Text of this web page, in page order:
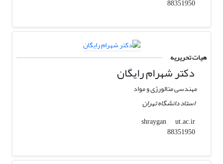
88351950
هیات تحریریه
دکتر شهرام رایگان
مهندسی متالورژی و مواد
استاد دانشگاه تهران
shraygan
ut.ac.ir
88351950